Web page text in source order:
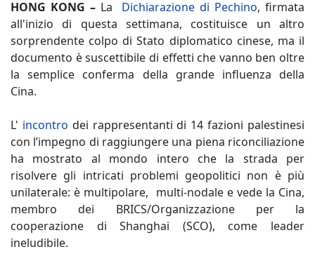
HONG KONG –La Dichiarazione di Pechino, firmata
all'inizio di questa settimana, costituisce un altro
sorprendente colpo di Stato diplomatico cinese, ma il
documento è suscettibile di effetti che vanno ben oltre
la semplice conferma della grande influenza della
Cina.
L' incontro dei rappresentanti di 14 fazioni palestinesi
con l’impegno di raggiungere una piena riconciliazione
ha mostrato al mondo intero che la strada per
risolvere gli intricati problemi geopolitici non è più
unilaterale: è multipolare, multi-nodale e vede la Cina,
membro dei BRICS/Organizzazione per la
cooperazione di Shanghai (SCO), come leader
ineludibile.